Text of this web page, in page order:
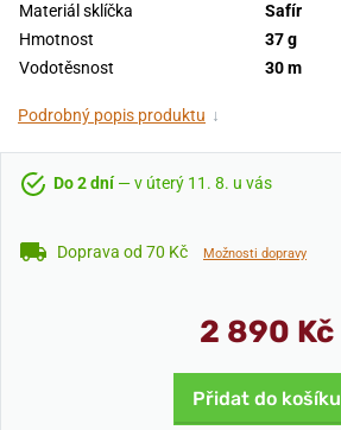
Materiál sklíčka
Safír
Hmotnost
37 g
Vodotěsnost
30 m
Podrobný popis produktu ↓
Do 2 dní— v úterý 11. 8. u vás
Doprava od 70 Kč Možnosti dopravy
2 890 Kč
Přidat do košíku